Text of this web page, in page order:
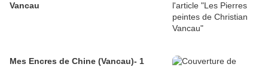
Vancau
Mes Encres de Chine (Vancau)- 1